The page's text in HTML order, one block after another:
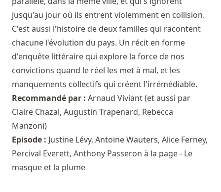
jusqu'au jour où ils entrent violemment en collision.
C'est aussi l'histoire de deux familles qui racontent
chacune l'évolution du pays. Un récit en forme
d'enquête littéraire qui explore la force de nos
convictions quand le réel les met à mal, et les
manquements collectifs qui créent l'irrémédiable.
Recommandé par : Arnaud Viviant(et aussi par
Claire Chazal, Augustin Trapenard, Rebecca
Manzoni)
Episode : Justine Lévy, Antoine Wauters, Alice Ferney,
Percival Everett, Anthony Passeron à la page - Le
masque et la plume